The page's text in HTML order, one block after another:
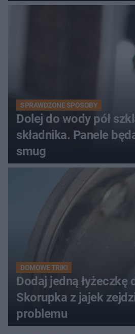
SPRAWDZONE SPOSOBY
Dolej do wody pół
składnika. Panele
smug
DOMOWE TRIKI
Dodaj jedną łyżeczkę
Skorupka z jajek
problemu